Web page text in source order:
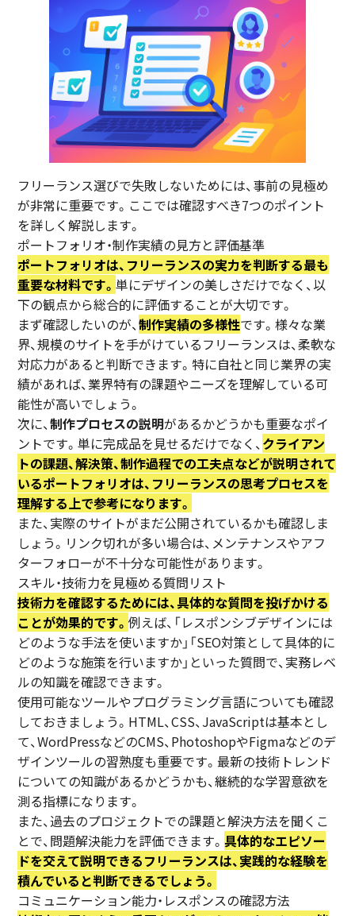
フリーランス選びで失敗しないためには、事前の見極め
が非常に重要です。ここでは確認すべき7つのポイント
を詳しく解説します。
ポートフォリオ・制作実績の見方と評価基準
ポートフォリオは、フリーランスの実力を判断する最も
重要な材料です。単にデザインの美しさだけでなく、以
下の観点から総合的に評価することが大切です。
まず確認したいのが、制作実績の多様性です。様々な業
界、規模のサイトを手がけているフリーランスは、柔軟な
対応力があると判断できます。特に自社と同じ業界の実
績があれば、業界特有の課題やニーズを理解している可
能性が高いでしょう。
次に、制作プロセスの説明があるかどうかも重要なポイ
ントです。単に完成品を見せるだけでなく、クライアン
トの課題、解決策、制作過程での工夫点などが説明されて
いるポートフォリオは、フリーランスの思考プロセスを
理解する上で参考になります。
また、実際のサイトがまだ公開されているかも確認しま
しょう。リンク切れが多い場合は、メンテナンスやアフ
ターフォローが不十分な可能性があります。
スキル・技術力を見極める質問リスト
技術力を確認するためには、具体的な質問を投げかける
ことが効果的です。例えば、「レスポンシブデザインには
どのような手法を使いますか」「SEO対策として具体的に
どのような施策を行いますか」といった質問で、実務レベ
ルの知識を確認できます。
使用可能なツールやプログラミング言語についても確認
しておきましょう。HTML、CSS、JavaScriptは基本とし
て、WordPressなどのCMS、PhotoshopやFigmaなどのデ
ザインツールの習熟度も重要です。最新の技術トレンド
についての知識があるかどうかも、継続的な学習意欲を
測る指標になります。
また、過去のプロジェクトでの課題と解決方法を聞くこ
とで、問題解決能力を評価できます。具体的なエピソー
ドを交えて説明できるフリーランスは、実践的な経験を
積んでいると判断できるでしょう。
コミュニケーション能力・レスポンスの確認方法